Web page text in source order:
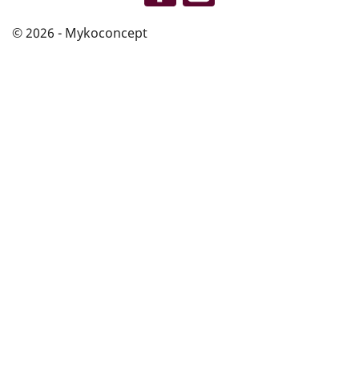
© 2026 - Mykoconcept